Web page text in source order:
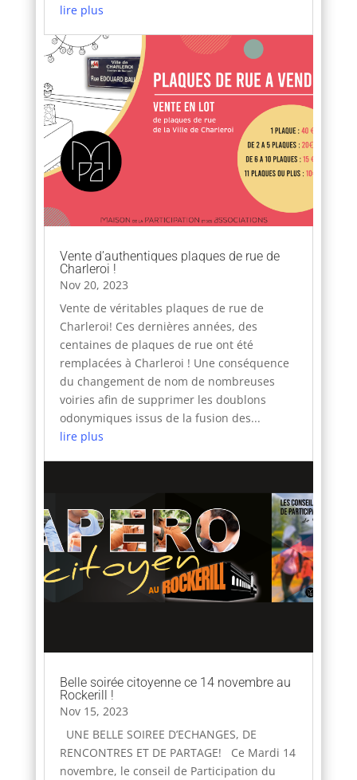
lire plus
Vente d’authentiques plaques de rue de
Charleroi !
Nov 20, 2023
Vente de véritables plaques de rue de
Charleroi! Ces dernières années, des
centaines de plaques de rue ont été
remplacées à Charleroi ! Une conséquence
du changement de nom de nombreuses
voiries afin de supprimer les doublons
odonymiques issus de la fusion des...
lire plus
Belle soirée citoyenne ce 14 novembre au
Rockerill !
Nov 15, 2023
UNE BELLE SOIREE D’ECHANGES, DE
RENCONTRES ET DE PARTAGE! Ce Mardi 14
novembre, le conseil de Participation du